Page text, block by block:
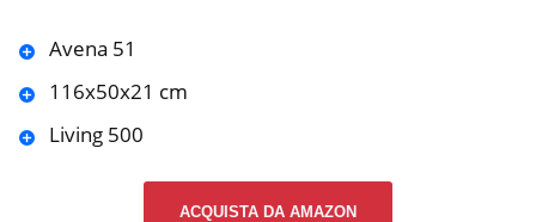
Avena 51
116x50x21 cm
Living 500
ACQUISTA DA AMAZON